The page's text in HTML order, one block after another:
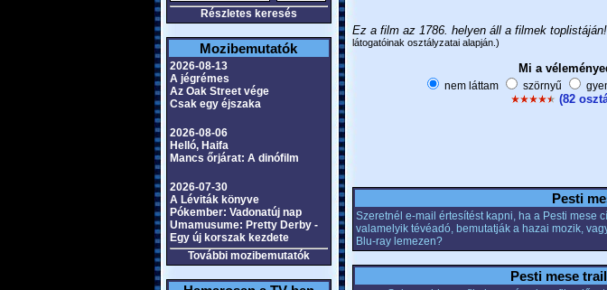
Részletes keresés
Mozibemutatók
2026-08-13
A jégrémes
Az Oak Street vége
Csak egy éjszaka
2026-08-06
Helló, Haifa
Mancs őrjárat: A dinófilm
2026-07-30
A Léviták könyve
Pókember: Vadonatúj nap
Umamusume: Pretty Derby -
Egy új korszak kezdete
További mozibemutatók
Ez a film az 1786. helyen áll a filmek toplistáján!
látogatóinak osztályzatai alapján.)
Mi a
nem láttam szörnyű
(82
Pesti
Szeretnél e-mail értesítést kapni, ha a Pesti mese
valamelyik tévéadó, bemutatják a hazai mozik,
Blu-ray lemezen?
Pesti mese